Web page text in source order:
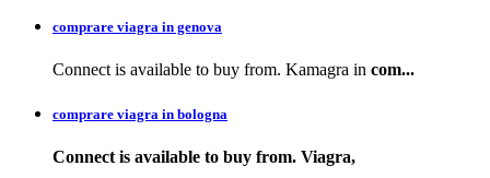
comprare viagra in genova
Connect is available to buy from. Kamagra in com...
comprare viagra in bologna
Connect is available to buy from. Viagra,